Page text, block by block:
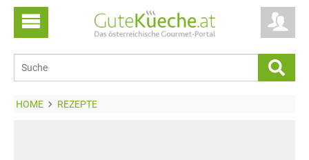
HOME REZEPTE